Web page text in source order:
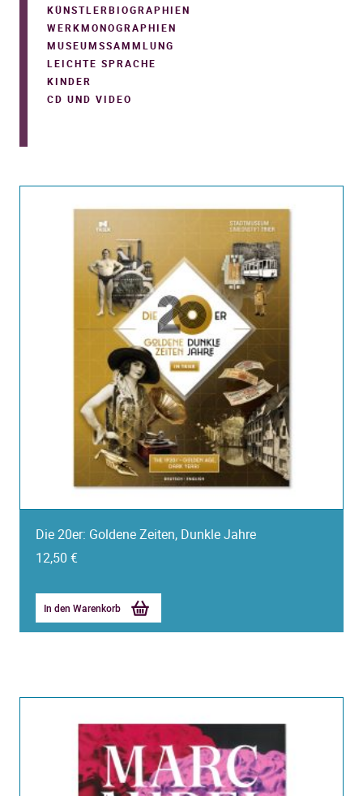
Die 20er: Goldene Zeiten, Dunkle Jahre
12,50 €
In den Warenkorb
KÜNSTLERBIOGRAPHIEN
WERKMONOGRAPHIEN
MUSEUMSSAMMLUNG
LEICHTE SPRACHE
KINDER
CD UND VIDEO